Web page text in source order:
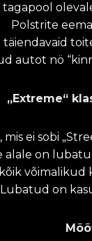
tagapool
Polstrite
täiendavaid
autot nö
„Extreme“
ei sobi
on
võimalikud
Lubatud on